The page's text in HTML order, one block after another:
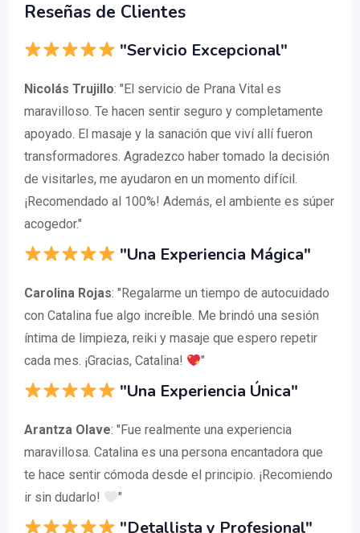
Reseñas de Clientes
"Servicio Excepcional"
Nicolás Trujillo: "El servicio de Prana Vital es
maravilloso. Te hacen sentir seguro y completamente
apoyado. El masaje y la sanación que viví allí fueron
transformadores. Agradezco haber tomado la decisión
de visitarles, me ayudaron en un momento difícil.
¡Recomendado al 100%! Además, el ambiente es súper
acogedor."
"Una Experiencia Mágica"
Carolina Rojas: "Regalarme un tiempo de autocuidado
con Catalina fue algo increíble. Me brindó una sesión
íntima de limpieza, reiki y masaje que espero repetir
cada mes. ¡Gracias, Catalina!
"
"Una Experiencia Única"
Arantza Olave: "Fue realmente una experiencia
maravillosa. Catalina es una persona encantadora que
te hace sentir cómoda desde el principio. ¡Recomiendo
ir sin dudarlo!
"
"Detallista y Profesional"